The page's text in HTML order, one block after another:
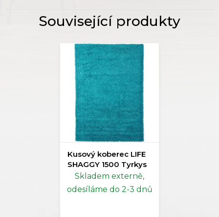
Kusový koberec LIFE
SHAGGY 1500 Tyrkys
Skladem externě,
odesíláme do 2-3 dnů